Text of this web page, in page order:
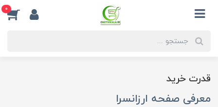
0
قدرت خرید
معرفی صفحه ارزانسرا